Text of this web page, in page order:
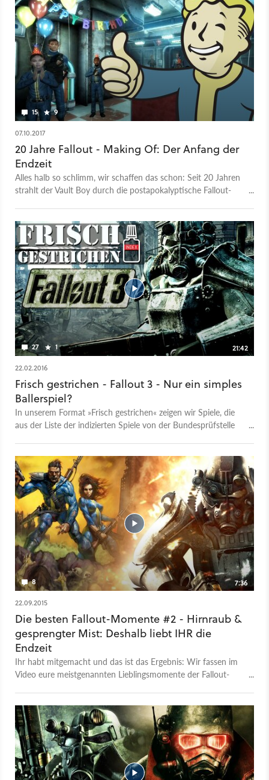
15 9
07.10.2017
20 Jahre Fallout - Making Of: Der Anfang der
Endzeit
Alles halb so schlimm, wir schaffen das schon: Seit 20 Jahren
strahlt der Vault Boy durch die postapokalyptische Fallout-
kultigsten Spielwelten hervorachte.
27 1
21:42
22.02.2016
Frisch gestrichen - Fallout 3 - Nur ein simples
Ballerspiel?
In unserem Format »Frisch gestrichen« zeigen wir Spiele, die
aus der Liste der indizierten Spiele von der Bundesprüfstelle
8
7:36
22.09.2015
Die besten Fallout-Momente #2 - Hirnraub &
gesprengter Mist: Deshalb liebt IHR die
Endzeit
Ihr habt mitgemacht und das ist das Ergebnis: Wir fassen im
Video eure meistgenannten Lieblingsmomente der Fallout-